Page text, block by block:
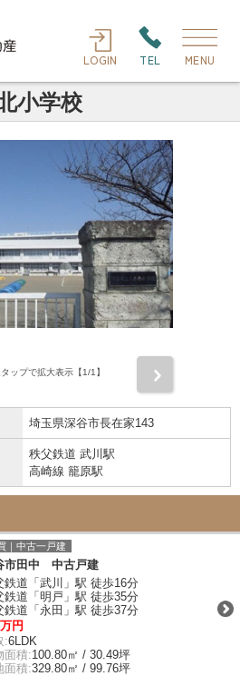
LOGIN TEL MENU
小学校
ップで拡大表示【1/1】
埼玉県深谷市長在家143
秩父鉄道 武川駅
高崎線 籠原駅
｜中古一戸建
市田中 中古戸建
鉄道「武川」駅 徒歩16分
鉄道「明戸」駅 徒歩35分
鉄道「永田」駅 徒歩37分
円
:6LDK
面積:100.80㎡ / 30.49坪
面積:329.80㎡ / 99.76坪